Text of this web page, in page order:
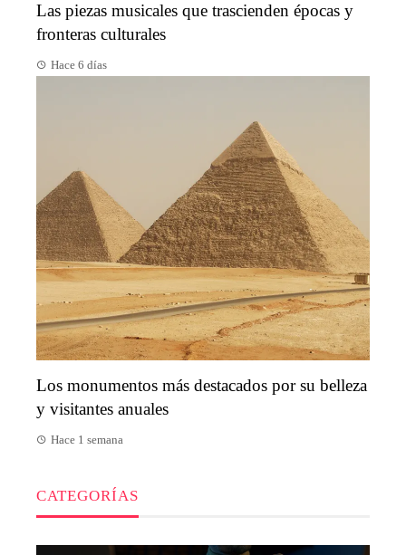
Las piezas musicales que trascienden épocas y
fronteras culturales
Hace 6 días
Los monumentos más destacados por su belleza
y visitantes anuales
Hace 1 semana
CATEGORÍAS